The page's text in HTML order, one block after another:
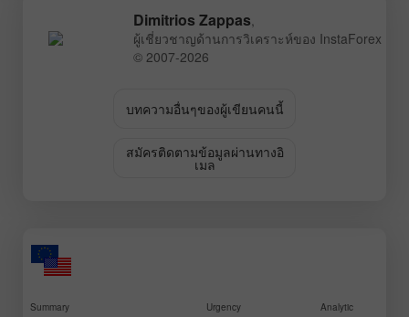
Dimitrios Zappas,
ผู้เชี่ยวชาญด้านการวิเคราะห์ของ InstaForex
© 2007-2026
บทความอื่นๆของผู้เขียนคนนี้
สมัครติดตามข้อมูลผ่านทางอิ
เมล
Summary Urgency Analytic